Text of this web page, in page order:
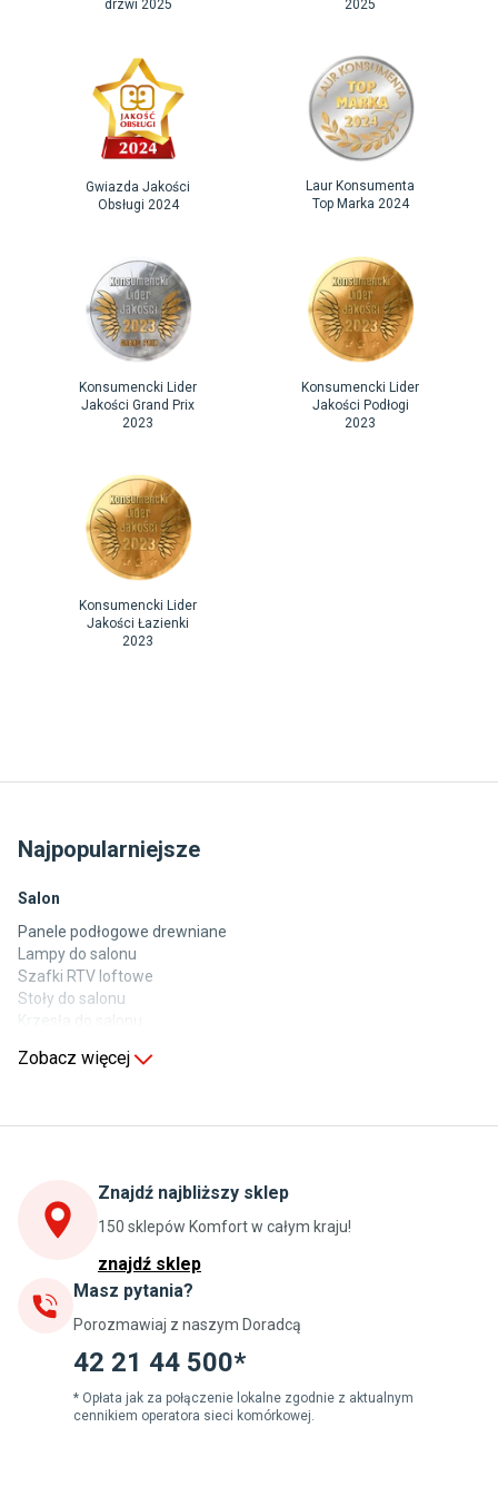
drzwi 2025 2025
Gwiazda Jakości
Obsługi 2024
Laur Konsumenta
Top Marka 2024
Konsumencki Lider
Jakości Grand Prix
2023
Konsumencki Lider
Jakości Podłogi
2023
Konsumencki Lider
Jakości Łazienki
2023
Najpopularniejsze
Salon
Panele podłogowe drewniane
Lampy do salonu
Szafki RTV loftowe
Stoły do salonu
Stoły do kuchni
Szafki kuchenne wiszące (górne)
Szafki pod zlewozmywak
Blaty kuchenne laminowane
Jadalnia
Stoły do jadalni
Krzesła do jadalni
Dywany szare
Lampy w stylu loftowym
Lampy wiszące do jadalni
Zobacz więcej
Znajdź najbliższy sklep
150 sklepów Komfort w całym kraju!
znajdź sklep
Masz pytania?
Porozmawiaj z naszym Doradcą
42 21 44 500*
* Opłata jak za połączenie lokalne zgodnie z aktualnym
cennikiem operatora sieci komórkowej.